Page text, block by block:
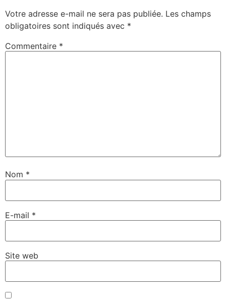
Votre adresse e-mail ne sera pas publiée. Les champs
obligatoires sont indiqués avec *
Commentaire *
Nom *
E-mail *
Site web